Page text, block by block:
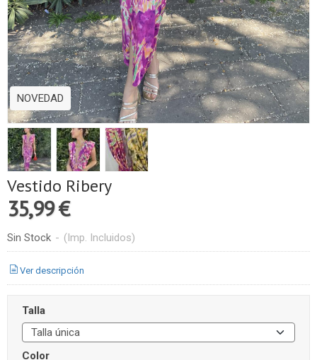
NOVEDAD
Vestido Ribery
35,99 €
Sin Stock - (Imp. Incluidos)
Ver descripción
Talla
Color